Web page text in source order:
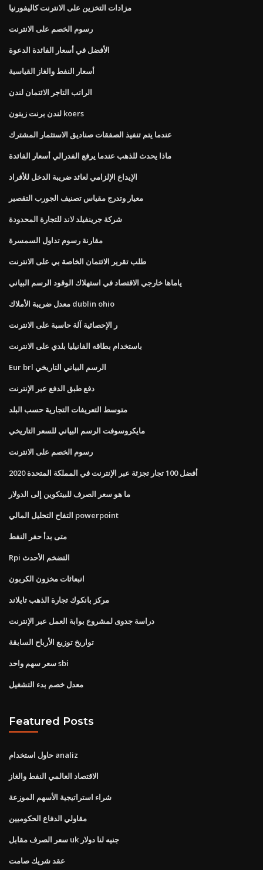
مزادات التخزين على الانترنت كاليفورنيا
رسوم الخصم على الانترنت
الأفضل في أسعار الفائدة الدعوة
أسعار النفط والغاز القياسية
الراتب التاجر الائتمان لندن
لندن برنت زيتون koers
عندما يتم تنفيذ الصفقات صناديق الاستثمار المشترك
ماذا يحدث للذهب عندما يرفع الفدرالي أسعار الفائدة
الإيداع الإلزامي لعائد ضريبة الدخل للأفراد
معيار وتدرج مقياس تصنيف الجورب التقصير
شركة جرينفيلد لاند للتجارة المحدودة
مقارنة رسوم تداول السمسرة
طلب تقرير الائتمان الخاصة بي على الانترنت
ياماها خارجي الاقتصاد في استهلاك الوقود الرسم البياني
معدل ضريبة الأملاك dublin ohio
ر الإحصائية آلة حاسبة على الانترنت
باستخدام بطاقه الفانيليا بلدي على الانترنت
Eur brl الرسم البياني التاريخي
دفع طبق الدفع عبر الإنترنت
متوسط ​​التعريفات التجارية حسب البلد
مايكروسوفت الرسم البياني للسعر التاريخي
رسوم الخصم على الانترنت
أفضل 100 تجار تجزئة عبر الإنترنت في المملكة المتحدة 2020
ما هو سعر الصرف للبيتكوين إلى الدولار
التفاح التحليل المالي powerpoint
متى بدأ حفر النفط
Rpi التضخم الأحدث
انبعاثات مخزون الكربون
مركز بانكوك تجارة الذهب تايلاند
دراسة جدوى لمشروع بوابة العمل عبر الإنترنت
تواريخ توزيع الأرباح السابقة
سعر سهم واحد sbi
معدل خصم بدء التشغيل
Featured Posts
حاول استخدام analiz
الاقتصاد العالمي النفط والغاز
شراء استراتيجية الأسهم الموزعة
مقاولي الدفاع الحكوميين
سعر الصرف مقابل uk جنيه لنا دولار
عقد شريك صامت